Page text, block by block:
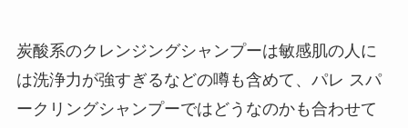
炭酸系のクレンジングシャンプーは敏感肌の人に
は洗浄力が強すぎるなどの噂も含めて、パレ スパ
ークリングシャンプーではどうなのかも合わせて